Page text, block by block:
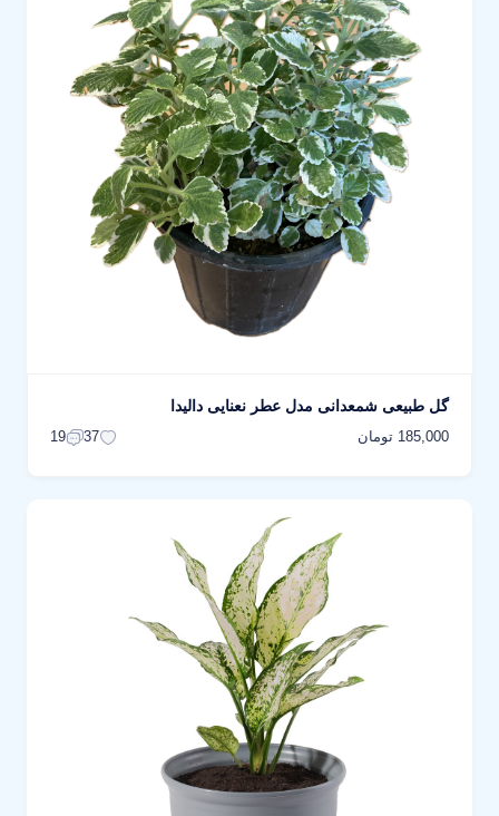
گل طبیعی شمعدانی مدل عطر نعنایی دالیدا
185,000 تومان 37
19